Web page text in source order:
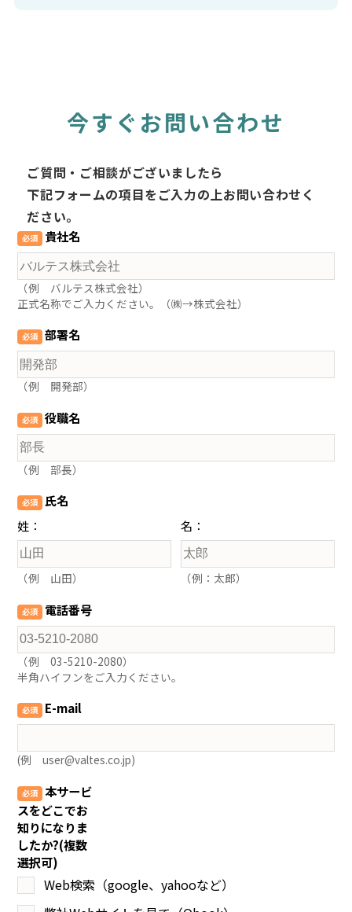
今すぐお問い合わせ
ご質問・ご相談がございましたら
下記フォームの項目をご入力の上お問い合わせく
ださい。